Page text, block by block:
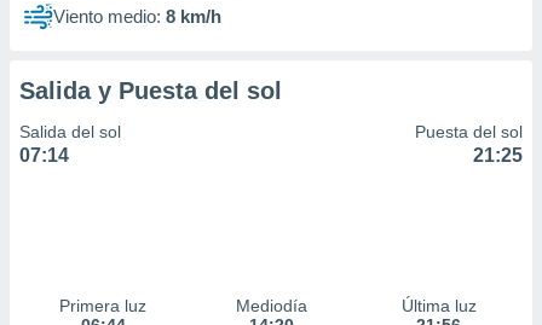
Viento medio: 8 km/h
Salida y Puesta del sol
Salida del sol
07:14
Puesta del sol
21:25
Primera luz
Mediodía
Última luz